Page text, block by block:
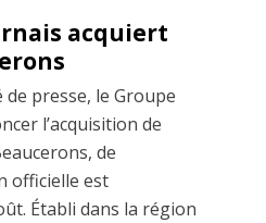
acquiert
presse, le Groupe
l’acquisition de
de
officielle est
Établi dans la région